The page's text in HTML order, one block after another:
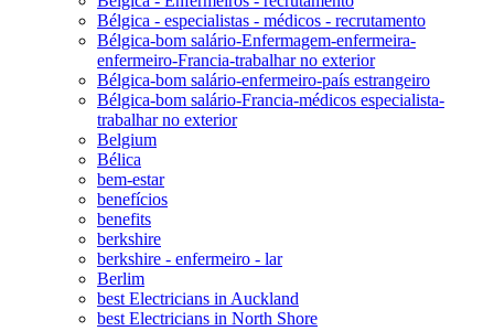
Bélgica - especialistas - médicos - recrutamento
Bélgica-bom salário-Enfermagem-enfermeira-
enfermeiro-Francia-trabalhar no exterior
Bélgica-bom salário-enfermeiro-país estrangeiro
Bélgica-bom salário-Francia-médicos especialista-
trabalhar no exterior
Belgium
Bélica
bem-estar
benefícios
benefits
berkshire
berkshire - enfermeiro - lar
Berlim
best Electricians in Auckland
best Electricians in North Shore